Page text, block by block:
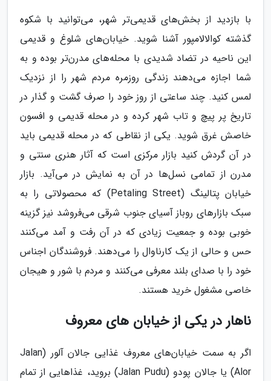
با بازدید از بخش‌های قدیمی‌تر شهر، می‌توانید با شکوه
گذشته کوالالامپور آشنا شوید. خیابان‌های شلوغ و قدیمی
این ناحیه در تضاد شدیدی با محله‌های مدرن‌تر بوده و به
شما اجازه می‌دهند زندگی روزمره مردم شهر را از نزدیک
لمس کنید. چند ساعتی از روز خود را صرف گشت و گذار در
تاریخ پر پیچ و تاب شهر کرده و در محله قدیمی و افسون
خاصش غرق شوید. یکی از نقاطی که در محله قدیمی باید
در آن گردش کنید بازار مرکزی است که آثار هنری سنتی و
مدرن از تمامی نسل‌ها در آن به نمایش در می‌آید. بازار
خیابان پتالینگ (Petaling Street) که محصولاتی را به
سبک بازارهای روباز آسیای جنوب شرقی می‌فروشد نیز گزینه
خوبی بوده و جمعیت زیادی که در آن رفت و آمد می‌کنند
حس و حالی از یک کارناوال را می‌دهند. فروشندگان اجناس
خود را با صدای بلند معرفی می‌کنند و مردم با شور و هیجان
خاصی مشغول خرید هستند.
ناهار در یکی از خیابان‌ های معروف
اگر به سمت خیابان‌های معروف غذایی جالان آلور (Jalan
Alor) یا جالان پودو (Jalan Pudu) بروید، غذاهایی از تمام